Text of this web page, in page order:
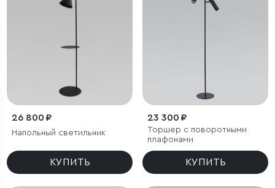
26 800 ₽
Напольный светильник
КУПИТЬ
23 300 ₽
Торшер с поворотными
плафонами
КУПИТЬ